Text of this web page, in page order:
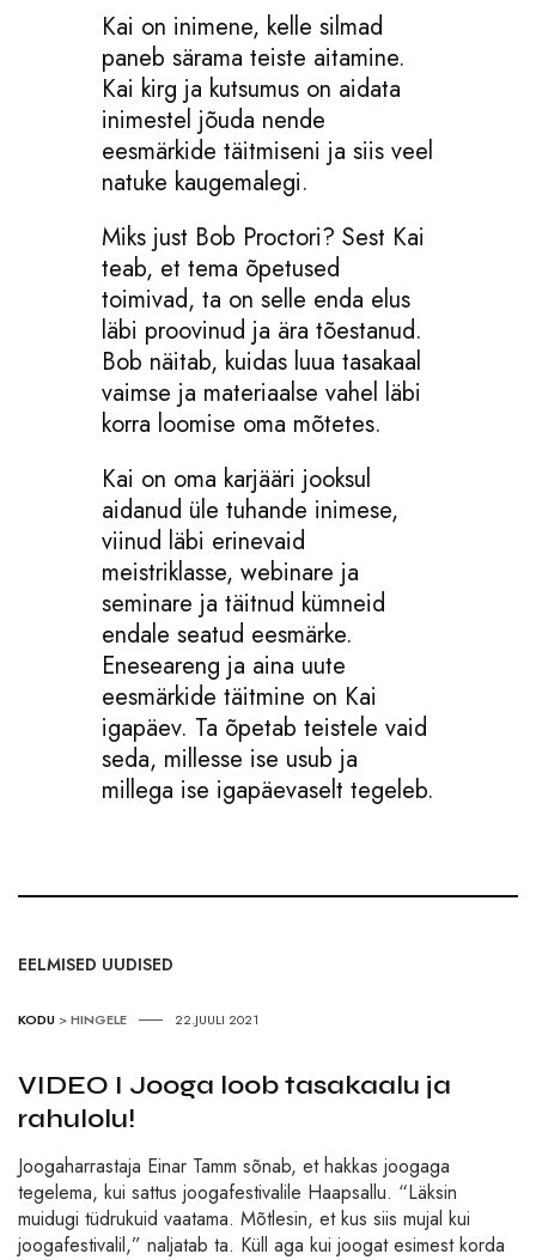
Kai on inimene, kelle silmad
paneb särama teiste aitamine.
Kai kirg ja kutsumus on aidata
inimestel jõuda nende
eesmärkide täitmiseni ja siis veel
natuke kaugemalegi.
Miks just Bob Proctori? Sest Kai
teab, et tema õpetused
toimivad, ta on selle enda elus
läbi proovinud ja ära tõestanud.
Bob näitab, kuidas luua tasakaal
vaimse ja materiaalse vahel läbi
korra loomise oma mõtetes.
Kai on oma karjääri jooksul
aidanud üle tuhande inimese,
viinud läbi erinevaid
meistriklasse, webinare ja
seminare ja täitnud kümneid
endale seatud eesmärke.
Eneseareng ja aina uute
eesmärkide täitmine on Kai
igapäev. Ta õpetab teistele vaid
seda, millesse ise usub ja
millega ise igapäevaselt tegeleb.
EELMISED UUDISED
KODU >HINGELE 22.JUULI 2021
VIDEO I Jooga loob tasakaalu ja
rahulolu!
Joogaharrastaja Einar Tamm sõnab, et hakkas joogaga
tegelema, kui sattus joogafestivalile Haapsallu. “Läksin
muidugi tüdrukuid vaatama. Mõtlesin, et kus siis mujal kui
joogafestivalil,” naljatab ta. Küll aga kui joogat esimest korda